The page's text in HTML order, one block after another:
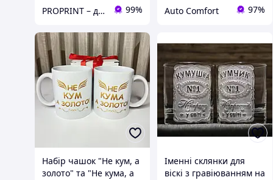
PROPRINT – друкуємо ідеї! Брендована та сувенірна продукція 99% Auto Comfort 97%
Набір чашок "Не кум, а
золото" та "Не кума, а
Іменні склянки для
віскі з гравіюванням на